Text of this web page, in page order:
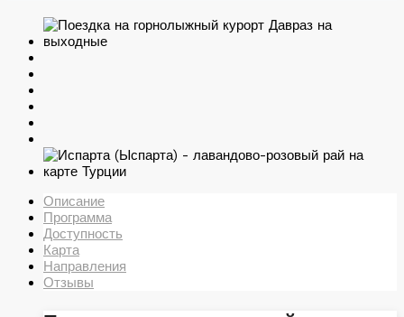
Описание
Программа
Доступность
Карта
Направления
Отзывы